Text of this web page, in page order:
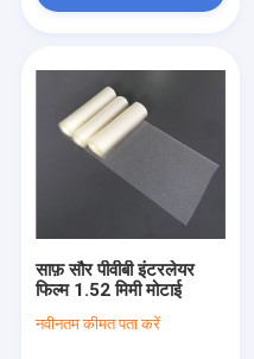
साफ़ सौर पीवीबी इंटरलेयर
फिल्म 1.52 मिमी मोटाई
नवीनतम कीमत पता करें